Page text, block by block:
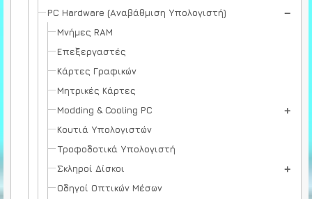
PC Hardware (Αναβάθμιση Υπολογιστή)
Μνήμες RAM
Επεξεργαστές
Κάρτες Γραφικών
Μητρικές Κάρτες
Modding & Cooling PC
Κουτιά Υπολογιστών
Τροφοδοτικά Υπολογιστή
Σκληροί Δίσκοι
Οδηγοί Οπτικών Μέσων